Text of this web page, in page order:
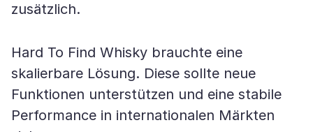
zusätzlich.
Hard To Find Whisky brauchte eine
skalierbare Lösung. Diese sollte neue
Funktionen unterstützen und eine stabile
Performance in internationalen Märkten